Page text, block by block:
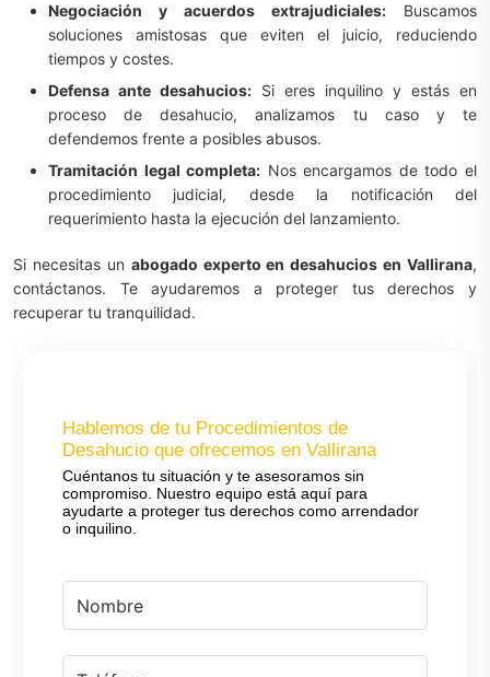
Negociación y acuerdos extrajudiciales: Buscamos
soluciones amistosas que eviten el juicio, reduciendo
tiempos y costes.
Defensa ante desahucios: Si eres inquilino y estás en
proceso de desahucio, analizamos tu caso y te
defendemos frente a posibles abusos.
Tramitación legal completa: Nos encargamos de todo el
procedimiento judicial, desde la notificación del
requerimiento hasta la ejecución del lanzamiento.
Si necesitas un abogado experto en desahucios en Vallirana,
contáctanos. Te ayudaremos a proteger tus derechos y
recuperar tu tranquilidad.
Hablemos de tu Procedimientos de
Desahucio que ofrecemos en Vallirana
Cuéntanos tu situación y te asesoramos sin
compromiso. Nuestro equipo está aquí para
ayudarte a proteger tus derechos como arrendador
o inquilino.